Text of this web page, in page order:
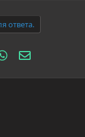
ответа.
WhatsApp